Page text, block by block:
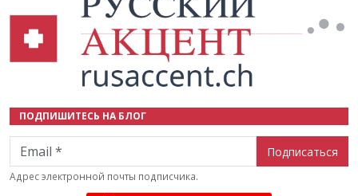
ПОДПИШИТЕСЬ НА БЛОГ
Email
Адрес электронной почты подписчика.